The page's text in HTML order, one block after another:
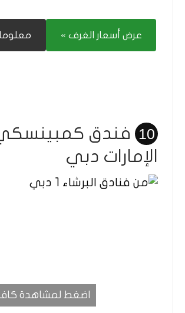
عرض أسعار الغرف »
10
فندق
الإمارات دبي
اضغط لمشاهدة